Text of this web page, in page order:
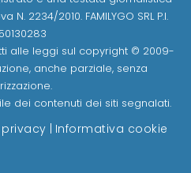
2234/2010. FAMILYGO SRL P.I.
alle leggi sul copyright © 2009-
anche parziale, senza
dei contenuti dei siti segnalati.
Informativa cookie